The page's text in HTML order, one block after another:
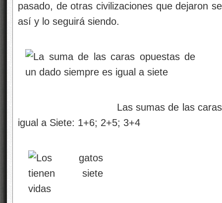
pasado, de otras civilizaciones que dejaron
así y lo seguirá siendo.
Las sumas de las caras
igual a Siete: 1+6; 2+5; 3+4